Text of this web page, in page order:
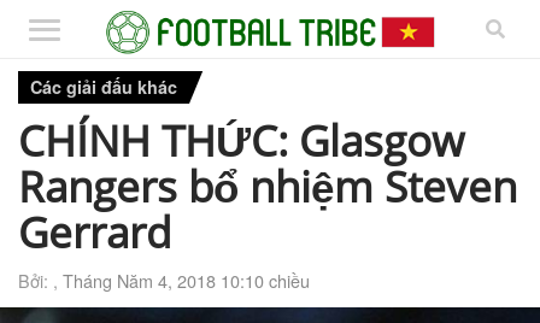
Các giải đấu khác
CHÍNH THỨC: Glasgow
Rangers bổ nhiệm Steven
Gerrard
Bởi: , Tháng Năm 4, 2018 10:10 chiều